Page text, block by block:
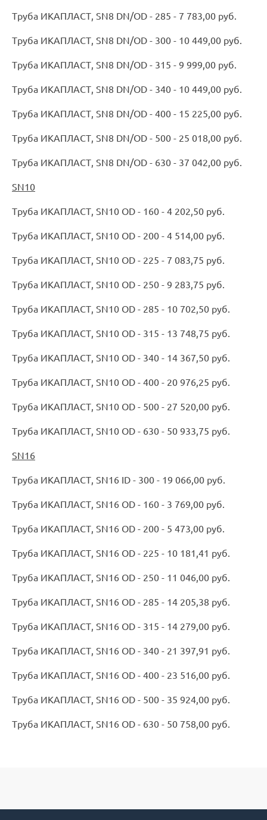
Труба ИКАПЛАСТ, SN8 DN/OD - 285 - 7 783,00 руб.
Труба ИКАПЛАСТ, SN8 DN/OD - 300 - 10 449,00 руб.
Труба ИКАПЛАСТ, SN8 DN/OD - 315 - 9 999,00 руб.
Труба ИКАПЛАСТ, SN8 DN/OD - 340 - 10 449,00 руб.
Труба ИКАПЛАСТ, SN8 DN/OD - 400 - 15 225,00 руб.
Труба ИКАПЛАСТ, SN8 DN/OD - 500 - 25 018,00 руб.
Труба ИКАПЛАСТ, SN8 DN/OD - 630 - 37 042,00 руб.
SN10
Труба ИКАПЛАСТ, SN10 OD - 160 - 4 202,50 руб.
Труба ИКАПЛАСТ, SN10 OD - 200 - 4 514,00 руб.
Труба ИКАПЛАСТ, SN10 OD - 225 - 7 083,75 руб.
Труба ИКАПЛАСТ, SN10 OD - 250 - 9 283,75 руб.
Труба ИКАПЛАСТ, SN10 OD - 285 - 10 702,50 руб.
Труба ИКАПЛАСТ, SN10 OD - 315 - 13 748,75 руб.
Труба ИКАПЛАСТ, SN10 OD - 340 - 14 367,50 руб.
Труба ИКАПЛАСТ, SN10 OD - 400 - 20 976,25 руб.
Труба ИКАПЛАСТ, SN10 OD - 500 - 27 520,00 руб.
Труба ИКАПЛАСТ, SN10 OD - 630 - 50 933,75 руб.
SN16
Труба ИКАПЛАСТ, SN16 ID - 300 - 19 066,00 руб.
Труба ИКАПЛАСТ, SN16 OD - 160 - 3 769,00 руб.
Труба ИКАПЛАСТ, SN16 OD - 200 - 5 473,00 руб.
Труба ИКАПЛАСТ, SN16 OD - 225 - 10 181,41 руб.
Труба ИКАПЛАСТ, SN16 OD - 250 - 11 046,00 руб.
Труба ИКАПЛАСТ, SN16 OD - 285 - 14 205,38 руб.
Труба ИКАПЛАСТ, SN16 OD - 315 - 14 279,00 руб.
Труба ИКАПЛАСТ, SN16 OD - 340 - 21 397,91 руб.
Труба ИКАПЛАСТ, SN16 OD - 400 - 23 516,00 руб.
Труба ИКАПЛАСТ, SN16 OD - 500 - 35 924,00 руб.
Труба ИКАПЛАСТ, SN16 OD - 630 - 50 758,00 руб.